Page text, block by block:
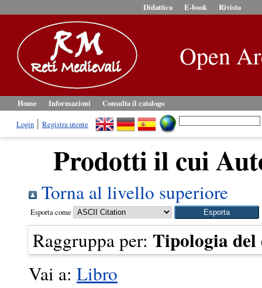
Didattica E-book Rivista
Open
Home Informazioni
Consulta il catalogo
Login
Registra utente
Prodotti il cui
Torna al livello superiore
Esporta come
Raggruppa per: Tipologia del
Vai a: Libro